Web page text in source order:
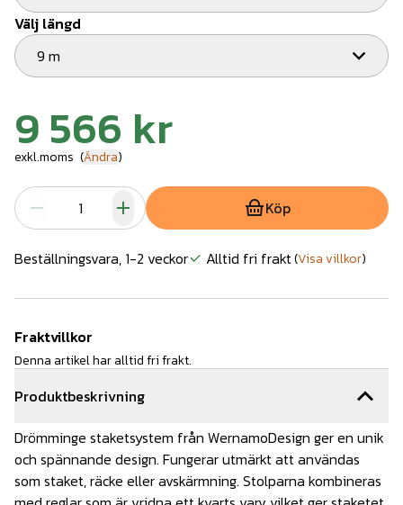
Produktbeskrivning
Drömminge staketsystem från WernamoDesign ger en unik
och spännande design. Fungerar utmärkt att användas
som staket, räcke eller avskärmning. Stolparna kombineras
Välj längd
9 m
9 566 kr
exkl.moms (Ändra)
Köp
Beställningsvara, 1-2 veckor Alltid fri frakt(Visa villkor)
Fraktvillkor
Denna artikel har alltid fri frakt.